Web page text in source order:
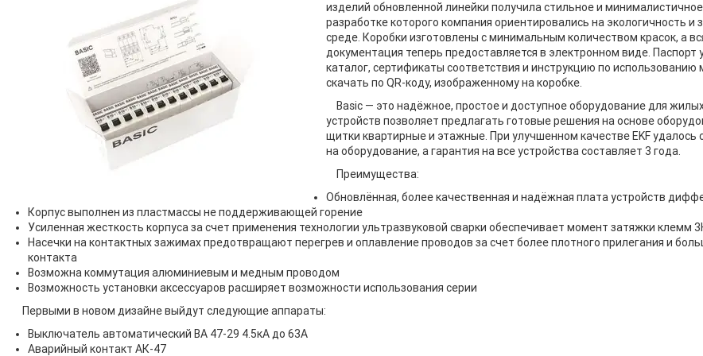
изделий обновленной линейки получила стильное и
разработке которого компания ориентировались на экологичность
среде. Коробки изготовлены с минимальным количеством красок, а
документация теперь предоставляется в электронном виде. Паспорт
каталог, сертификаты соответствия и инструкцию по
скачать по QR-коду, изображенному на коробке.
Basic — это надёжное, простое и доступное оборудование для
устройств позволяет предлагать готовые решения на основе
щитки квартирные и этажные. При улучшенном качестве EKF удалось
на оборудование, а гарантия на все устройства составляет 3 года.
Преимущества:
Обновлённая, более качественная и надёжная плата устройств
Корпус выполнен из пластмассы не поддерживающей горение
Усиленная жесткость корпуса за счет применения технологии ультразвуковой сварки обеспечивает момент затяжки клемм
Насечки на контактных зажимах предотвращают перегрев и оплавление проводов за счет более плотного прилегания и
контакта
Возможна коммутация алюминиевым и медным проводом
Возможность установки аксессуаров расширяет возможности использования серии
Первыми в новом дизайне выйдут следующие аппараты:
Выключатель автоматический ВА 47-29 4.5кА до 63А
Аварийный контакт АК-47